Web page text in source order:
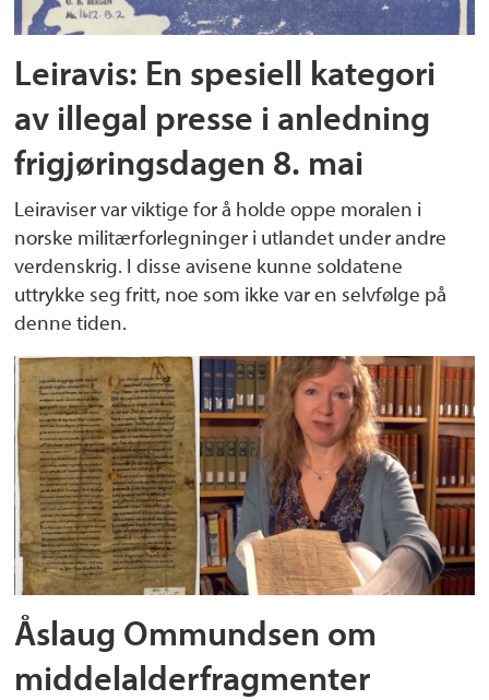
Leiravis: En spesiell kategori
av illegal presse i anledning
frigjøringsdagen 8. mai
Leiraviser var viktige for å holde oppe moralen i
norske militærforlegninger i utlandet under andre
verdenskrig. I disse avisene kunne soldatene
uttrykke seg fritt, noe som ikke var en selvfølge på
denne tiden.
Åslaug Ommundsen om
middelalderfragmenter